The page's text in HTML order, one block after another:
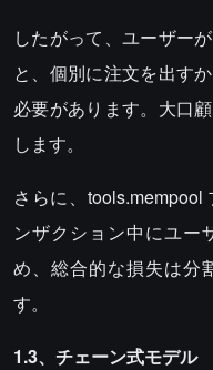
したがって、ユーザー
と、個別に注文を出す
必要があります。大口
します。
さらに、
ンザクション中にユー
め、総合的な損失は分
す。
1.3、チェーン式モデル